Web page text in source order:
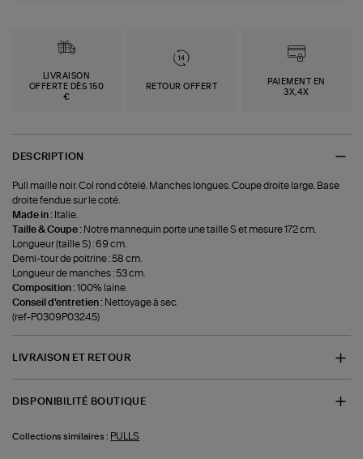
LIVRAISON
OFFERTE DÈS 150
€
RETOUR OFFERT
PAIEMENT EN
3X,4X
DESCRIPTION
Pull maille noir. Col rond côtelé. Manches longues. Coupe droite large. Base
droite fendue sur le coté.
Made in : Italie.
Taille & Coupe : Notre mannequin porte une taille S et mesure 172 cm.
Longueur (taille S) : 69 cm.
Demi-tour de poitrine : 58 cm.
Longueur de manches : 53 cm.
Composition :100% laine.
Conseil d'entretien : Nettoyage à sec.
(ref-P0309P03245)
LIVRAISON ET RETOUR
DISPONIBILITÉ BOUTIQUE
Collections similaires : PULLS